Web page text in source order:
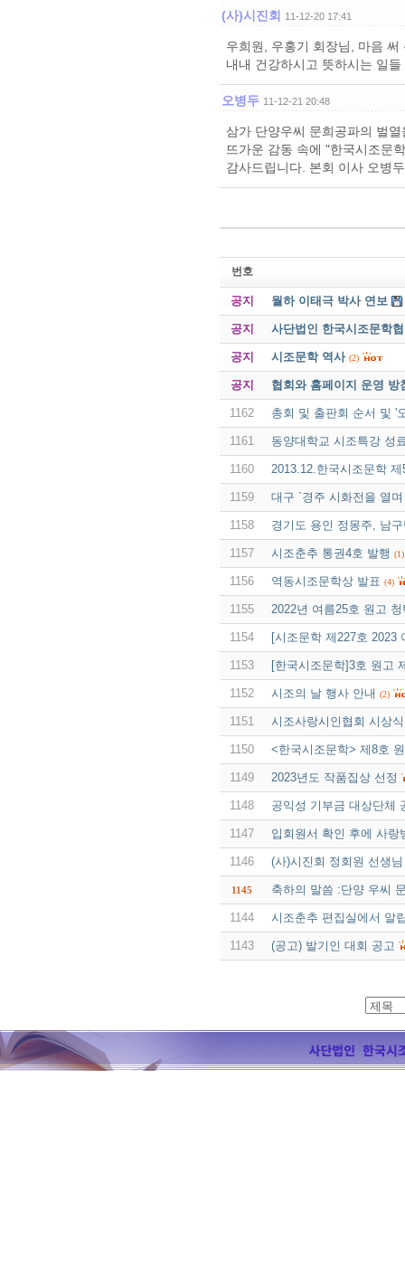
(사)시진회 11-12-20 17:41
우희원, 우홍기 회장님, 마음 써
내내 건강하시고 뜻하시는 일
오병두 11-12-21 20:48
삼가 단양우씨 문희공파의 벌
뜨가운 감동 속에 "한국시조문
감사드립니다. 본회 이사 오병
번호
공지 월하 이태극 박사 연보
공지 사단법인 한국시조문학
공지 시조문학 역사 (2)
공지 협회와 홈페이지 운영 방
1162 총회 및 출판회 순서 및 '
1161 동양대학교 시조특강 성
1160 2013.12.한국시조문학
1159 대구 `경주 시화전을 열
1158 경기도 용인 정몽주, 남
1157 시조춘추 통권4호 발행 (1)
1156 역동시조문학상 발표 (4)
1155 2022년 여름25호 원고 청
1154 [시조문학 제227호 2023
1153 [한국시조문학]3호 원고
1152 시조의 날 행사 안내 (2)
1151 시조사랑시인협회 시상
1150 <한국시조문학> 제8호
1149 2023년도 작품집상 선정
1148 공익성 기부금 대상단체
1147 입회원서 확인 후에 사랑
1146 (사)시진회 정회원 선생
1145 축하의 말씀 :단양 우씨
1144 시조춘추 편집실에서 알
1143 (공고) 발기인 대회 공고